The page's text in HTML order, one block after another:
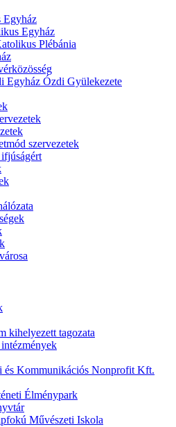
Egyház
Egyház
Plébánia
Egyház Ózdi Gyülekezete
szervezetek
kihelyezett tagozata
és Kommunikációs Nonprofit Kft.
Élménypark
Művészeti Iskola